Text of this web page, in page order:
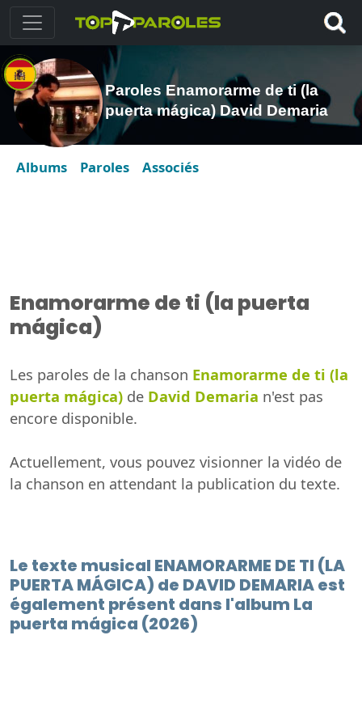
Paroles Enamorarme de ti (la
puerta mágica) David Demaria
Albums Paroles Associés
Enamorarme de ti (la puerta
mágica)
Les paroles de la chanson Enamorarme de ti (la
puerta mágica) de David Demaria n'est pas
encore disponible.
Actuellement, vous pouvez visionner la vidéo de
la chanson en attendant la publication du texte.
Le texte musical ENAMORARME DE TI (LA
PUERTA MÁGICA) de DAVID DEMARIA est
également présent dans l'album La
puerta mágica (2026)